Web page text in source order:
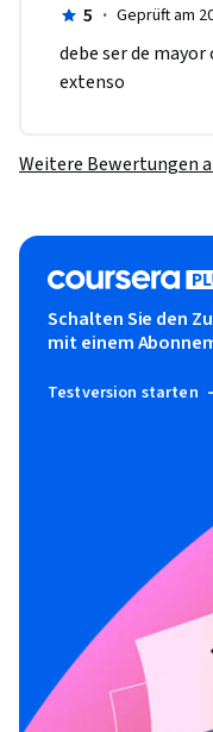
5 · Geprüft am
debe ser de mayor
extenso
Weitere Bewertungen
Schalten Sie den
mit einem
Testversion starten